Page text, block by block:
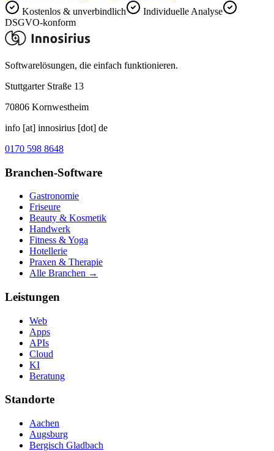
Kostenlos & unverbindlich
Individuelle Analyse
DSGVO-konform
Softwarelösungen, die einfach funktionieren.
Stuttgarter Straße 13
70806 Kornwestheim
info [at] innosirius [dot] de
0170 598 8648
Branchen-Software
Gastronomie
Friseure
Beauty & Kosmetik
Handwerk
Fitness & Yoga
Hotellerie
Praxen & Therapie
Alle Branchen →
Leistungen
Web
Apps
APIs
Cloud
KI
Beratung
Standorte
Aachen
Augsburg
Bergisch Gladbach